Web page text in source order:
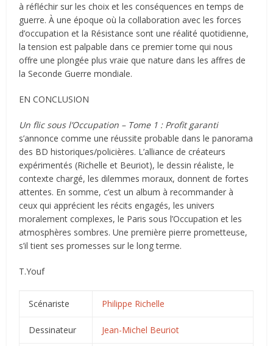
à réfléchir sur les choix et les conséquences en temps de
guerre. À une époque où la collaboration avec les forces
d’occupation et la Résistance sont une réalité quotidienne,
la tension est palpable dans ce premier tome qui nous
offre une plongée plus vraie que nature dans les affres de
la Seconde Guerre mondiale.
EN CONCLUSION
Un flic sous l’Occupation – Tome 1 : Profit garanti
s’annonce comme une réussite probable dans le panorama
des BD historiques/policières. L’alliance de créateurs
expérimentés (Richelle et Beuriot), le dessin réaliste, le
contexte chargé, les dilemmes moraux, donnent de fortes
attentes. En somme, c’est un album à recommander à
ceux qui apprécient les récits engagés, les univers
moralement complexes, le Paris sous l’Occupation et les
atmosphères sombres. Une première pierre prometteuse,
s’il tient ses promesses sur le long terme.
T.Youf
Scénariste Philippe Richelle
Dessinateur Jean-Michel Beuriot